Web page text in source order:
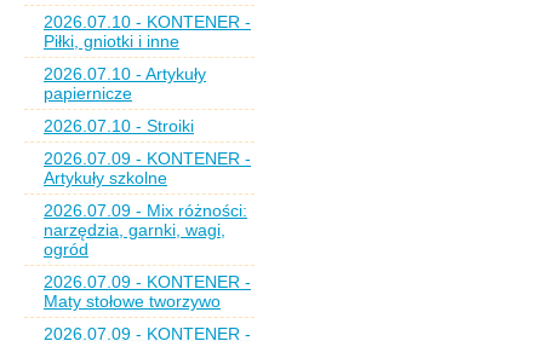
2026.07.10 - KONTENER -
Piłki, gniotki i inne
2026.07.10 - Artykuły
papiernicze
2026.07.10 - Stroiki
2026.07.09 - KONTENER -
Artykuły szkolne
2026.07.09 - Mix różności:
narzędzia, garnki, wagi,
ogród
2026.07.09 - KONTENER -
Maty stołowe tworzywo
2026.07.09 - KONTENER -